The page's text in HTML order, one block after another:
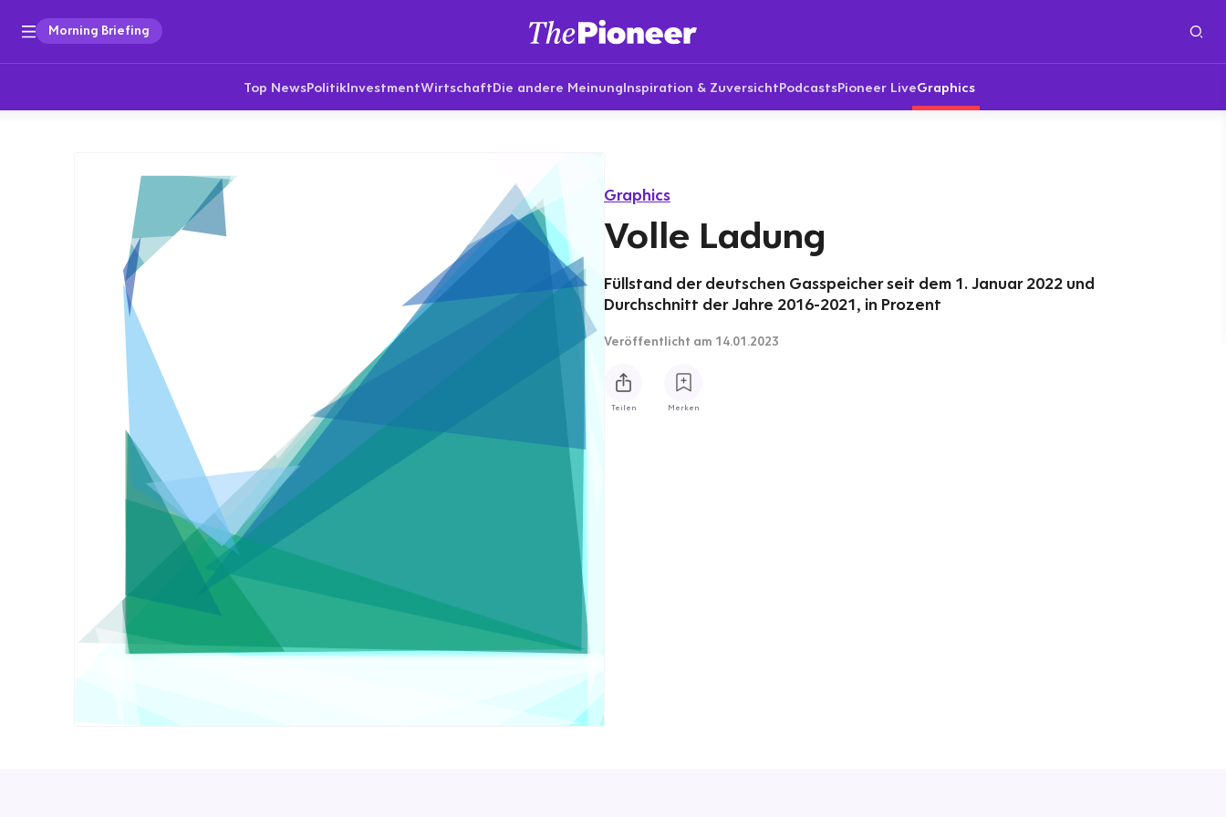
Morning Briefing
Top NewsPolitikInvestmentWirtschaftDie andere MeinungInspiration & ZuversichtPodcastsPioneer LiveGraphics
Graphics
Volle Ladung
Füllstand der deutschen Gasspeicher seit dem 1. Januar 2022 und
Durchschnitt der Jahre 2016-2021, in Prozent
Veröffentlicht am 14.01.2023
Teilen Merken